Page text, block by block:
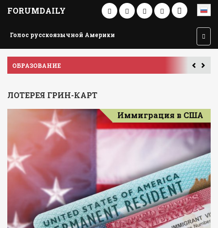
FORUMDAILY
Голос русскоязычной Америки
ПУТЕШЕСТВИЕ ПО АМЕРИКЕ
ЛОТЕРЕЯ ГРИН-КАРТ
Иммиграция в США